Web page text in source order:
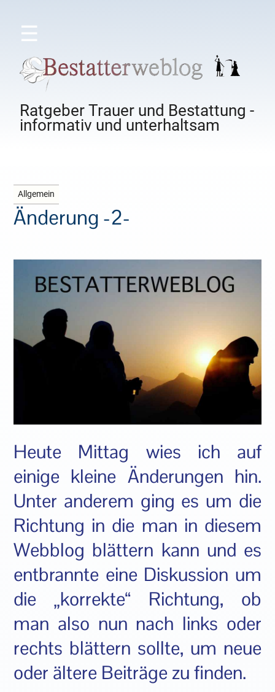
☰
Ratgeber Trauer und Bestattung -
informativ und unterhaltsam
Allgemein
Änderung -2-
Heute Mittag wies ich auf
einige kleine Änderungen hin.
Unter anderem ging es um die
Richtung in die man in diesem
Webblog blättern kann und es
entbrannte eine Diskussion um
die „korrekte“ Richtung, ob
man also nun nach links oder
rechts blättern sollte, um neue
oder ältere Beiträge zu finden.